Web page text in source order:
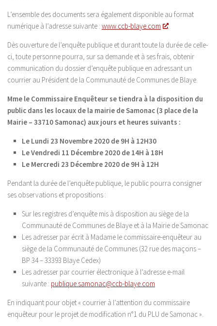
L’ensemble des documents sera également disponible au format
numérique à l’adresse suivante : www.ccb-blaye.com
Dès ouverture de l’enquête publique et durant toute la durée de celle-
ci, toute personne pourra, sur sa demande et à ses frais, obtenir
communication du dossier d’enquête publique en adressant un
courrier au Président de la Communauté de Communes de Blaye.
Mme le Commissaire Enquêteur se tiendra à la disposition du
public dans les locaux de la mairie de Samonac (3 place de la
Mairie – 33710 Samonac) aux jours et heures suivants :
Le Lundi 23 Novembre 2020 de 9H à 12H30
Le Vendredi 11 Décembre 2020 de 14H à 18H
Le Mercredi 23 Décembre 2020 de 9H à 12H
Pendant la durée de l’enquête publique, le public pourra consigner
ses observations et propositions :
Sur les registres d’enquête mis à disposition au siège de la
Communauté de Communes de Blaye et à la Mairie de Samonac
Les adresser par écrit à Madame le commissaire-enquêteur au
siège de la Communauté de Communes (32 rue des maçons –
BP 34 – 33393 Blaye Cedex)
Les adresser par courrier électronique à l’adresse e-mail
suivante : publique.samonac@ccb-blaye.com
En indiquant pour objet « courrier à l’attention du commissaire
enquêteur pour le projet de modification n°1 du PLU de Samonac ».